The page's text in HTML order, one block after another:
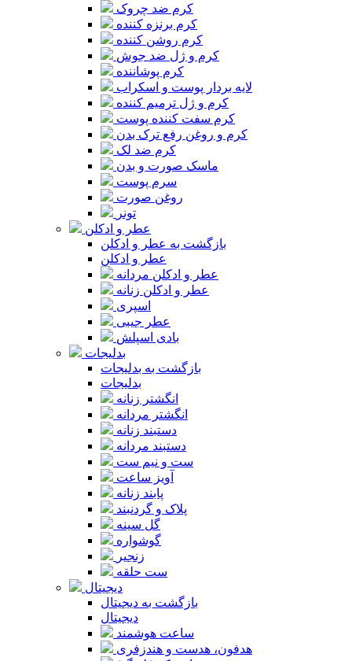
کرم ضد چروک
کرم برنزه کننده
کرم روشن کننده
کرم و ژل ضد جوش
کرم پوشاننده
لایه بردار پوست و اسکراب
کرم و ژل ترمیم کننده
کرم سفت کننده پوست
کرم و روغن رفع ترک بدن
کرم ضد لک
ماسک صورت و بدن
سرم پوست
روغن صورت
تونر
عطر و ادکلن
بازگشت به عطر و ادکلن
عطر و ادکلن
عطر و ادکلن مردانه
عطر و ادکلن زنانه
اسپری
عطر جیبی
بادی اسپلش
بدلیجات
بازگشت به بدلیجات
بدلیجات
انگشتر زنانه
انگشتر مردانه
دستبند زنانه
دستبند مردانه
ست و نیم ست
آویز ساعت
پابند زنانه
پلاک و گردنبند
گل سینه
گوشواره
زنجیر
ست حلقه
دیجیتال
بازگشت به دیجیتال
دیجیتال
ساعت هوشمند
هدفون، هدست و هندزفری